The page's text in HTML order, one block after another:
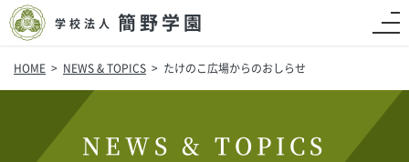
学校法人 簡野学園
HOME NEWS & TOPICS たけのこ広場からのおしらせ
NEWS & TOPICS